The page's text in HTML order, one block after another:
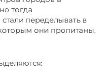
тогда
переделывать в
они пропитаны,